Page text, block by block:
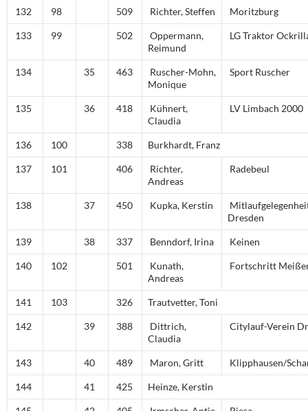
132 98 509 Richter, Steffen Moritzburg
133 99 502
Oppermann,
Reimund
LG Traktor
134 35 463
Ruscher-Mohn,
Monique
Sport Ruscher
135 36 418
Kühnert,
Claudia
LV Limbach 2000
136 100 338 Burkhardt, Franz
137 101 406
Richter,
Andreas
Radebeul
138 37 450 Kupka, Kerstin
Dresden
139 38 337 Benndorf, Irina Keinen
140 102 501
Kunath,
Andreas
Fortschritt
141 103 326 Trautvetter, Toni
142 39 388
Dittrich,
Claudia
Citylauf-Verein
143 40 489 Maron, Gritt Klipphausen/
144 41 425 Heinze, Kerstin